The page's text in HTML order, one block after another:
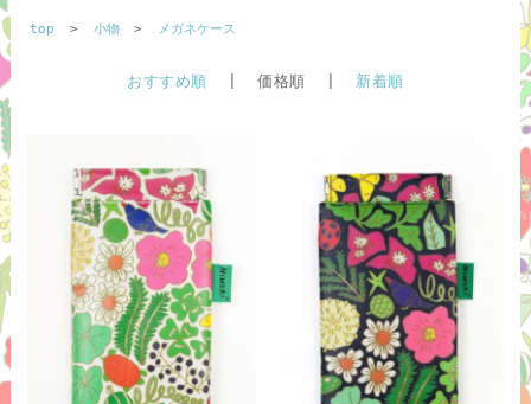
top > 小物 > メガネケース
おすすめ順 | 価格順 | 新着順